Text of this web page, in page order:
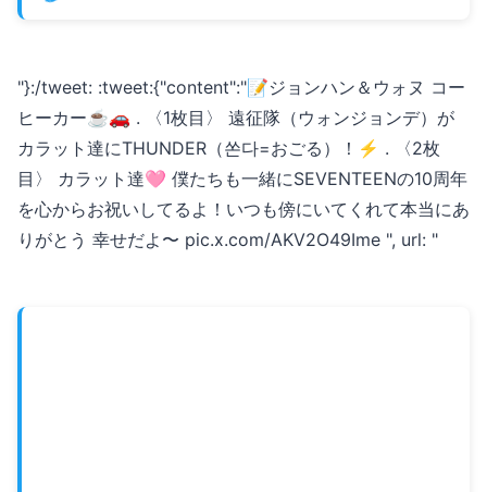
"}:/tweet: :tweet:{"content":"📝ジョンハン＆ウォヌ コー
ヒーカー☕️🚗 . 〈1枚目〉 遠征隊（ウォンジョンデ）が
カラット達にTHUNDER（쏜다=おごる）！⚡️ . 〈2枚
目〉 カラット達🩷 僕たちも一緒にSEVENTEENの10周年
を心からお祝いしてるよ！いつも傍にいてくれて本当にあ
りがとう 幸せだよ〜 pic.x.com/AKV2O49Ime ", url: "